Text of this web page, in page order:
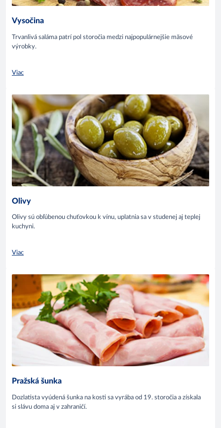
Vysočina
Trvanlivá saláma patrí pol storočia medzi najpopulárnejšie mäsové
výrobky.
Viac
Olivy
Olivy sú obľúbenou chuťovkou k vínu, uplatnia sa v studenej aj teplej
kuchyni.
Viac
Pražská šunka
Dozlatista vyúdená šunka na kosti sa vyrába od 19. storočia a získala
si slávu doma aj v zahraničí.